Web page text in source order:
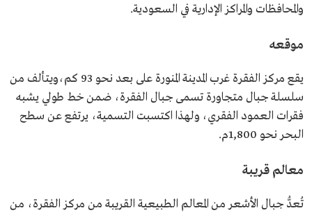
والمحافظات والمراكز الإدارية في السعودية.
موقعه
يقع مركز الفقرة غرب المدينة المنورة على بعد نحو 93 كم،ويتألف من
سلسلة جبال متجاورة تسمى جبال الفقرة، ضمن خط طولي يشبه
فقرات العمود الفقري، ولهذا اكتسبت التسمية، يرتفع عن سطح
البحر نحو 1,800م.
معالم قريبة
تُعدُّ جبال الأشعر من المعالم الطبيعية القريبة من مركز الفقرة، من